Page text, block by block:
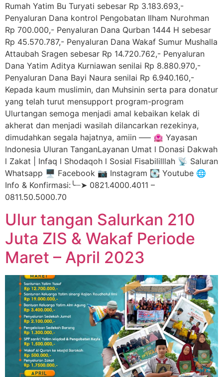
Rumah Yatim Bu Turyati sebesar Rp 3.183.693,-
Penyaluran Dana kontrol Pengobatan Ilham Nurohman
Rp 700.000,- Penyaluran Dana Qurban 1444 H sebesar
Rp 45.570.787,- Penyaluran Dana Wakaf Sumur Mushalla
Attaubah Sragen sebesar Rp 14.720.762,- Penyaluran
Dana Yatim Aditya Kurniawan senilai Rp 8.880.970,-
Penyaluran Dana Bayi Naura senilai Rp 6.940.160,-
Kepada kaum muslimin, dan Muhsinin serta para donatur
yang telah turut mensupport program-program
Ulurtangan semoga menjadi amal kebaikan kelak di
akherat dan menjadi wasilah dilancarkan rezekinya,
dimudahkan segala hajatnya, amiin —– 🏩 Yayasan
Indonesia Uluran TanganLayanan Umat l Donasi Dakwah
l Zakat | Infaq l Shodaqoh l Sosial Fisabililllah 📡 Saluran
Whatsapp 🖥️ Facebook 📷 Instagram 💽 Youtube 🌐
Info & Konfirmasi:╰┈➤ 0821.4000.4011 –
0811.50.5000.70
Ulur tangan Salurkan 210
Juta ZIS & Wakaf Periode
Maret – April 2023